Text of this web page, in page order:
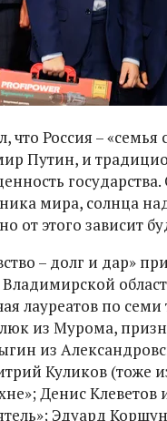
Россия –
Путин, и
мира, солнца
от этого зависит
– долг и дар»
лауреатов по
из Мурома,
из
Куликов (тоже
Денис
Эдуард